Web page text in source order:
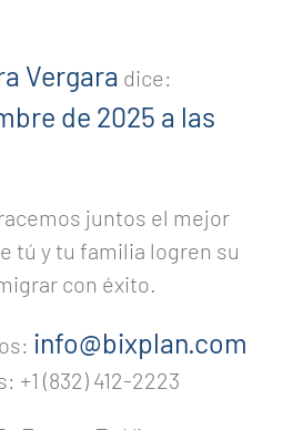
Vergara dice:
de 2025 a las
juntos el mejor
tú y tu familia logren su
con éxito.
info@bixplan.com
+1 (832) 412-2223